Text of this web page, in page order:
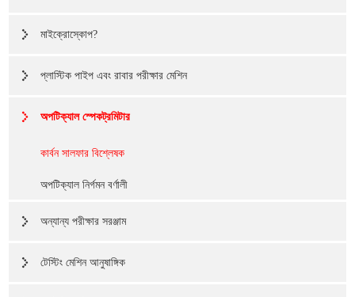
মাইক্রোস্কোপ?
প্লাস্টিক পাইপ এবং রাবার পরীক্ষার মেশিন
অপটিক্যাল স্পেকট্রমিটার
কার্বন সালফার বিশ্লেষক
অপটিক্যাল নির্গমন বর্ণালী
অন্যান্য পরীক্ষার সরঞ্জাম
টেস্টিং মেশিন আনুষাঙ্গিক